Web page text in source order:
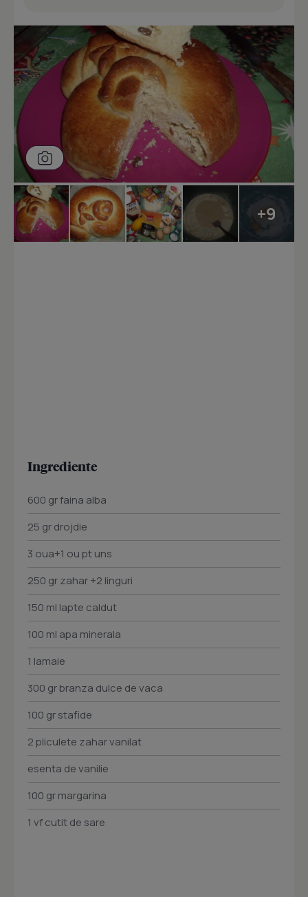
+9
Ingrediente
600 gr faina alba
25 gr drojdie
3 oua+1 ou pt uns
250 gr zahar +2 linguri
150 ml lapte caldut
100 ml apa minerala
1 lamaie
300 gr branza dulce de vaca
100 gr stafide
2 pliculete zahar vanilat
esenta de vanilie
100 gr margarina
1 vf cutit de sare